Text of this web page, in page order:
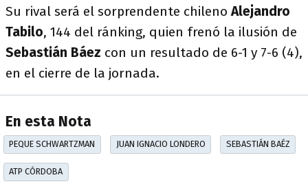
Su rival será el sorprendente chilenoAlejandro
Tabilo, 144 del ránking, quien frenó la ilusión de
Sebastián Báez con un resultado de 6-1 y 7-6 (4),
en el cierre de la jornada.
En esta Nota
PEQUE SCHWARTZMAN JUAN IGNACIO LONDERO SEBASTIÁN BAÉZ
ATP CÓRDOBA